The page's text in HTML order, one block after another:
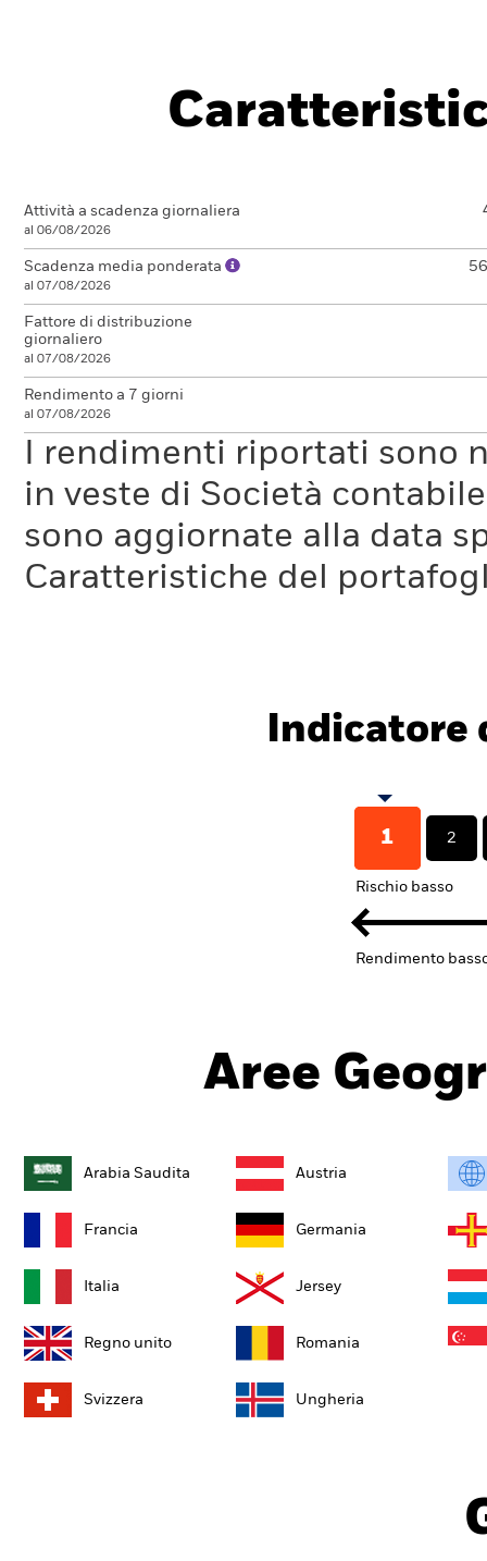
Attività a scadenza giornaliera
al 06/08/2026
Scadenza media ponderata
al 07/08/2026
Fattore di distribuzione
giornaliero
al 07/08/2026
Rendimento a 7 giorni
al 07/08/2026
I rendimenti riportati sono
in veste di Società
sono aggiornate alla data
Caratteristiche del
Indicatore
1 2
Rischio basso
Rendimento
Aree
Arabia Saudita Austria
Francia Germania
Italia Jersey
Regno unito Romania
Svizzera Ungheria